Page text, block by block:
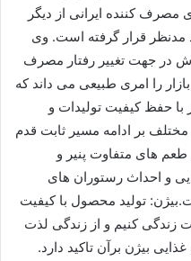
مصرف کننده ایرانی از دیگر
مدنظر قرار گرفته است. وی
در جهت تغییر رفتار مصرف
را امری طبیعی می داند که
با حفظ کیفیت تولیدات و
بر ادامه مسیر ثابت قدم
ی طعم های متفاوت پنیر و
و احداث رستوران های
تولید محصول با کیفیت
زندگی کنیم و از زندگی لذت
بیژن برآن تاکید دارد.